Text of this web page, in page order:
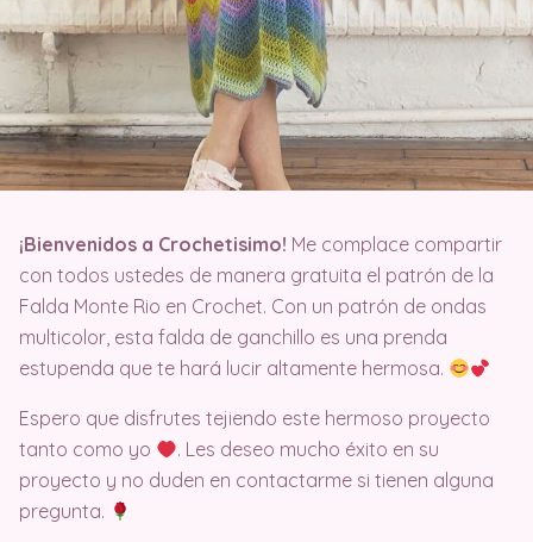
¡Bienvenidos a Crochetisimo! Me complace compartir
con todos ustedes de manera gratuita el patrón de la
Falda Monte Rio en Crochet. Con un patrón de ondas
multicolor, esta falda de ganchillo es una prenda
estupenda que te hará lucir altamente hermosa.
Espero que disfrutes tejiendo este hermoso proyecto
tanto como yo
. Les deseo mucho éxito en su
proyecto y no duden en contactarme si tienen alguna
pregunta.